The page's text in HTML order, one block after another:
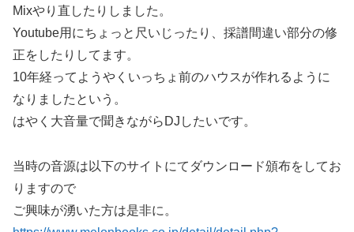
Mixやり直したりしました。
Youtube用にちょっと尺いじったり、採譜間違い部分の修
正をしたりしてます。
10年経ってようやくいっちょ前のハウスが作れるように
なりましたという。
はやく大音量で聞きながらDJしたいです。
当時の音源は以下のサイトにてダウンロード頒布をしてお
りますので
ご興味が湧いた方は是非に。